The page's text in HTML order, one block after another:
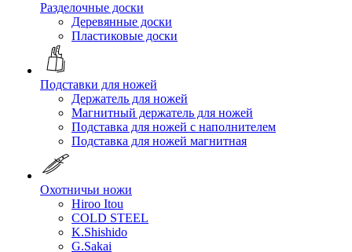
Разделочные доски
Деревянные доски
Пластиковые доски
Подставки для ножей
Держатель для ножей
Магнитный держатель для ножей
Подставка для ножей с наполнителем
Подставка для ножей магнитная
Охотничьи ножи
Hiroo Itou
COLD STEEL
K.Shishido
G.Sakai